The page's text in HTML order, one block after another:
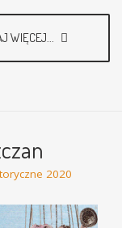
WIĘCEJ...
2020